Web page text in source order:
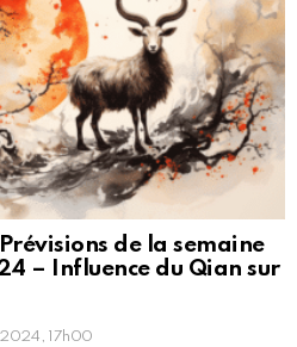
de la semaine
– Influence du Qian sur
17h00